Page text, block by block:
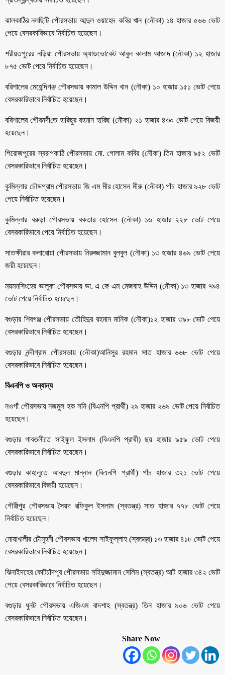
ঝালকাঠির নলছিটি পৌরসভায় আব্দুল ওয়াহেদ কবির খান (নৌকা) ১৪ হাজার ৫৬৬ ভোট
পেয়ে বেসরকারিভাবে নির্বাচিত হয়েছেন।
শরীয়তপুরের নড়িয়া পৌরসভায় অ্যাডভোকেট আবুল কালাম আজাদ (নৌকা) ১২ হাজার
৮৭৫ ভোট পেয়ে নির্বাচিত হয়েছেন।
বরিশালের মেহেন্দিগঞ্জ পৌরসভায় কামাল উদ্দিন খান (নৌকা) ১০ হাজার ১৫১ ভোট পেয়ে
বেসরকারিভাবে নির্বাচিত হয়েছেন।
বরিশালের গৌরনদী‌তে হারিছুর রহমান হা‌রিছ (নৌকা) ২১ হাজার ৪৩০ ভোট পেয়ে বিজয়ী
হয়েছেন।
পিরোজপুরের স্বরূপকাঠি পৌরসভায় মো. গোলাম কবির (নৌকা) তিন হাজার ৯৫২ ভোট
বেসরকারিভাবে নির্বাচিত হয়েছেন।
কুমিল্লার চৌদ্দগ্রাম পৌরসভায় জি এম মীর হোসেন মীরু (নৌকা) পাঁচ হাজার ৯২৮ ভোট
পেয়ে নির্বাচিত হয়েছেন।
কুমিল্লার বরুড়া পৌরসভায় বকতার হোসেন (নৌকা) ১৬ হাজার ২২৮ ভোট পেয়ে
বেসরকারিভাবে পেয়ে নির্বাচিত হয়েছেন।
সাতক্ষীরার কলারোয়া পৌরসভায় নিরুজ্জামান বুলবুল (নৌকা) ১৩ হাজার ৪৬৯ ভোট পেয়ে
জয়ী হয়েছেন।
ময়মনসিংহের ভালুকা পৌরসভায় ডা. এ কে এম মেজবাহ উদ্দিন (নৌকা) ১৩ হাজার ৭৯৪
ভোট পেয়ে নির্বাচিত হয়েছেন।
বগুড়ার শিবগঞ্জ পৌরসভায় তৌহিদুর রহমান মানিক (নৌকা)১২ হাজার ৩৯৮ ভোট পেয়ে
বেসরকারিভাবে নির্বাচিত হযেছেন।
বগুড়ার নন্দীগ্রাম পৌরসভায় (নৌকা)আনিসুর রহমান সাত হাজার ৬৬৮ ভোট পেয়ে
বেসরকারিভাবে নির্বাচিত হয়েছেন।
বিএনপি ও অন্যান্য
নওগাঁ পৌরসভায় নজমুল হক সনি (বিএনপি প্রার্থী) ২৯ হাজার ২৬৯ ভোট পেয়ে নির্বাচিত
হয়েছেন।
বগুড়ার গাবতলীতে সাইফুল ইসলাম (বিএনপি প্রার্থী) ছয় হাজার ৯৫৯ ভোট পেয়ে
বেসরকারিভাবে নির্বাচিত হয়েছেন।
বগুড়ার কাহালুতে আবদুল মান্নান (বিএনপি প্রার্থী) পাঁচ হাজার ৩২১ ভোট পেয়ে
বেসরকারিভাবে বিজয়ী হয়েছেন।
গৌরীপুর পৌরসভায় সৈয়দ রফিকুল ইসলাম (স্বতন্ত্র) সাত হাজার ৭৭৮ ভোট পেয়ে
নির্বাচিত হয়েছেন।
নোয়াখালীর চৌমুহনী পৌরসভায় খালেদ সাইফুল্লাহ (স্বতন্ত্র) ১৩ হাজার ৪১৮ ভোট পেয়ে
বেসরকারিভাবে নির্বাচিত হয়েছেন।
ঝিনাইদহের কোটচাঁদপুর পৌরসভায় সহিদুজ্জামান সেলিম (স্বতন্ত্র) আট হাজার ৩৪২ ভোট
পেয়ে বেসরকারিভাবে নির্বাচিত হয়েছেন।
বগুড়ার ধুনট পৌরসভায় এজিএম বাদশাহ (স্বতন্ত্র) তিন হাজার ৯০৬ ভোট পেয়ে
বেসরকারিভাবে নির্বাচিত হয়েছেন।
Share Now